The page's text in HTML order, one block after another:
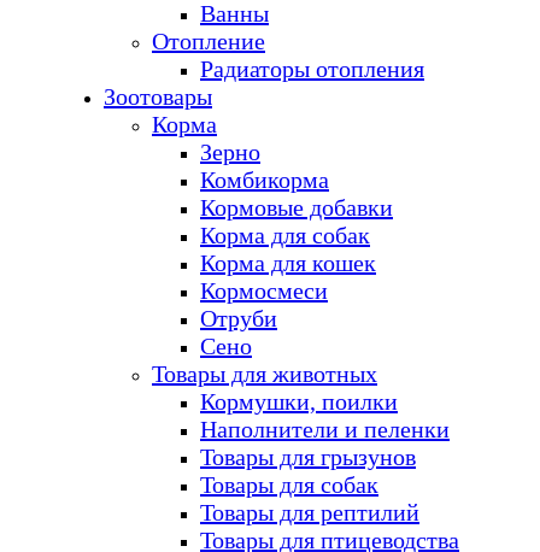
Ванны
Отопление
Радиаторы отопления
Зоотовары
Корма
Зерно
Комбикорма
Кормовые добавки
Корма для собак
Корма для кошек
Кормосмеси
Отруби
Сено
Товары для животных
Кормушки, поилки
Наполнители и пеленки
Товары для грызунов
Товары для собак
Товары для рептилий
Товары для птицеводства